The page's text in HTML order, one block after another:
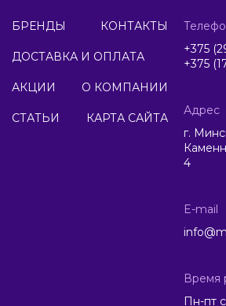
БРЕНДЫ КОНТАКТЫ
ДОСТАВКА И ОПЛАТА
АКЦИИ О КОМПАНИИ
СТАТЬИ КАРТА САЙТА
+375
+375
Адрес
г.
4
E-mail
Время
Пн-пт